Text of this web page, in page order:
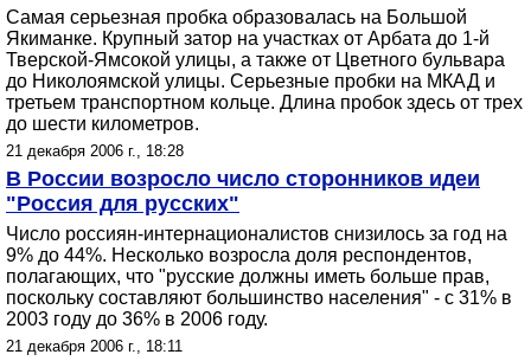
Самая серьезная пробка образовалась на Большой
Якиманке. Крупный затор на участках от Арбата до 1-й
Тверской-Ямсокой улицы, а также от Цветного бульвара
до Николоямской улицы. Серьезные пробки на МКАД и
третьем транспортном кольце. Длина пробок здесь от трех
до шести километров.
21 декабря 2006 г., 18:28
В России возросло число сторонников идеи
"Россия для русских"
Число россиян-интернационалистов снизилось за год на
9% до 44%. Несколько возросла доля респондентов,
полагающих, что "русские должны иметь больше прав,
поскольку составляют большинство населения" - с 31% в
2003 году до 36% в 2006 году.
21 декабря 2006 г., 18:11